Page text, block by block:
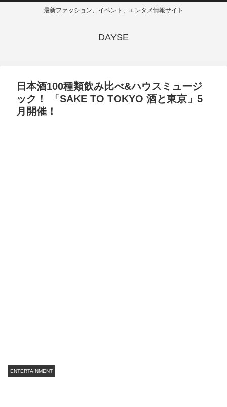
最新ファッション、イベント、エンタメ情報サイト
DAYSE
日本酒100種類飲み比べ&ハウスミュージ
ック！ 「SAKE TO TOKYO 酒と東京」5
月開催！
ENTERTAINMENT